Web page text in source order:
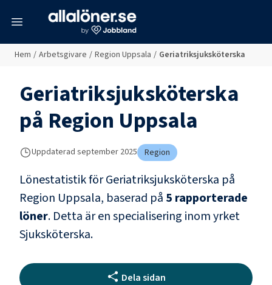
Hem / Arbetsgivare / Region Uppsala / Geriatriksjuksköterska
Geriatriksjuksköterska
på Region Uppsala
Uppdaterad september 2025 Region
Lönestatistik förGeriatriksjuksköterska på
Region Uppsala, baserad på 5 rapporterade
löner. Detta är en specialisering inom yrket
Sjuksköterska.
Dela sidan